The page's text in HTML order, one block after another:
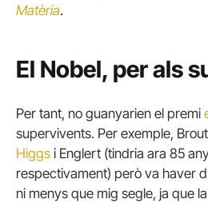
Matèria.
El Nobel, per als
Per tant, no guanyarien el premi
supervivents. Per exemple,
Higgs i Englert (tindria ara 85
respectivament) però va haver
ni menys que mig segle, ja que